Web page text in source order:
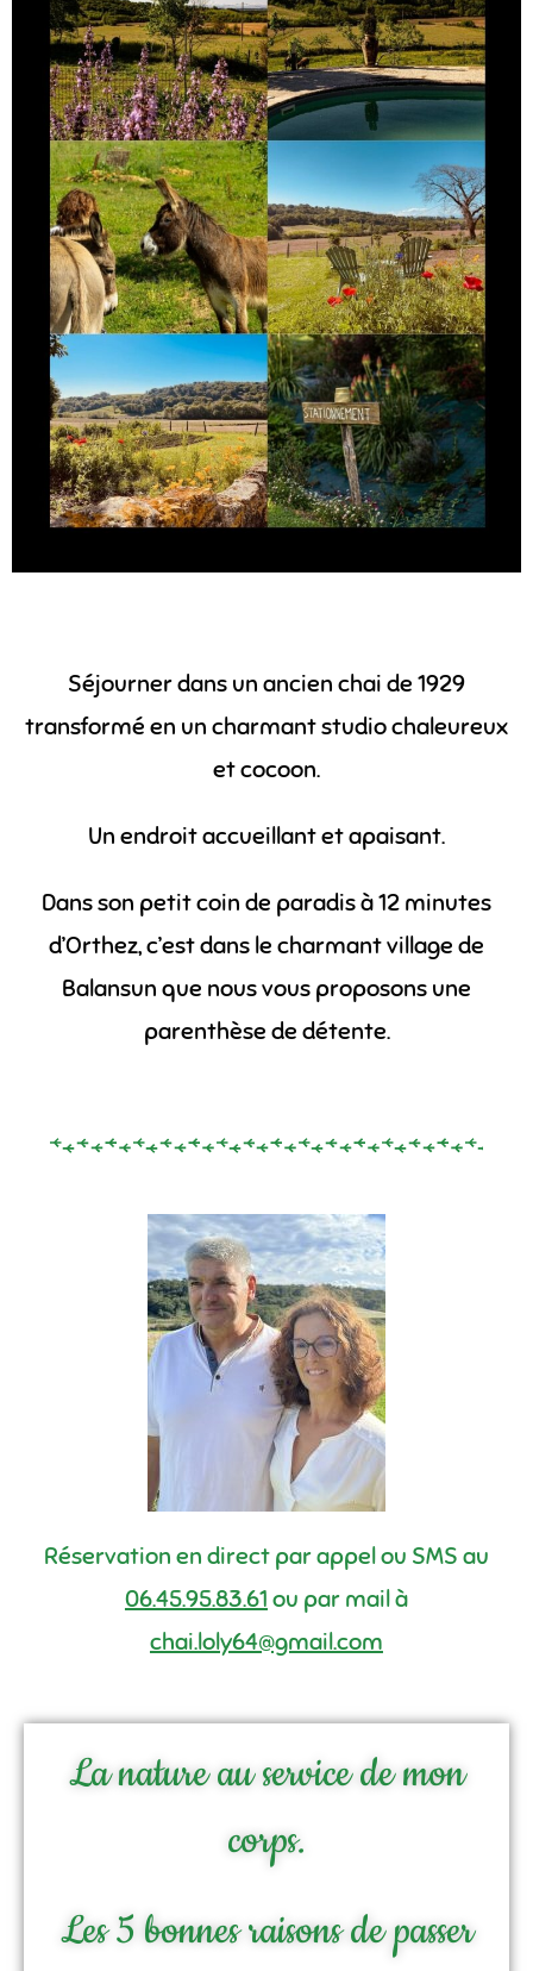
Séjourner dans un ancien chai de 1929
transformé en un charmant studio chaleureux
et cocoon.
Un endroit accueillant et apaisant.
Dans son petit coin de paradis à 12 minutes
d’Orthez, c’est dans le charmant village de
Balansun que nous vous proposons une
parenthèse de détente.
Réservation en direct par appel ou SMS au
06.45.95.83.61 ou par mail à
chai.loly64@gmail.com
La nature au service de mon
corps.
Les 5 bonnes raisons de passer